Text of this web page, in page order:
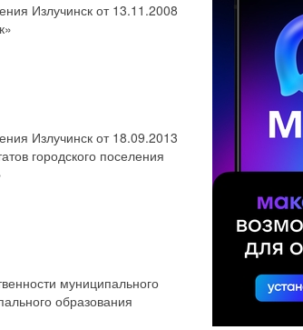
Излучинск от 13.11.2008
Излучинск от 18.09.2013
городского поселения
муниципального
образования